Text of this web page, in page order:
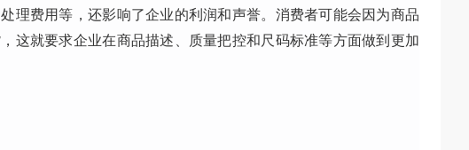
理费用等，还影响了企业的利润和声誉。消费者可能会因为商品
这就要求企业在商品描述、质量把控和尺码标准等方面做到更加